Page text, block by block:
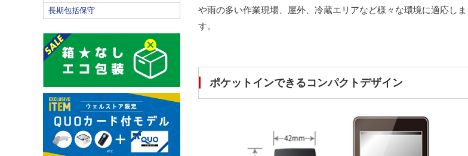
長期包括保守
や雨の多い作業現場、屋外、冷蔵エリアなど様々な環境に適応しま
す。
ポケットインできるコンパクトデザイン